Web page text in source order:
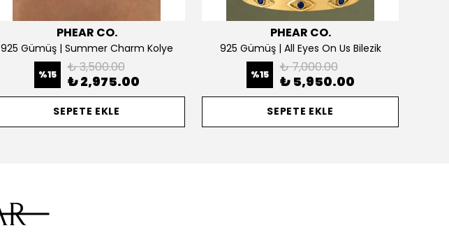
PHEAR CO.
925 Gümüş | Summer Charm Kolye
%15 ₺ 3,500.00
₺ 2,975.00
SEPETE EKLE
PHEAR CO.
925 Gümüş | All Eyes On Us Bilezik
%15 ₺ 7,000.00
₺ 5,950.00
SEPETE EKLE